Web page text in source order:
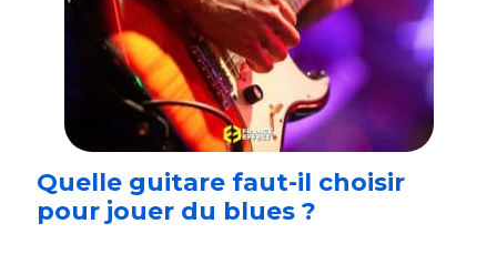
Quelle guitare faut-il choisir
pour jouer du blues ?